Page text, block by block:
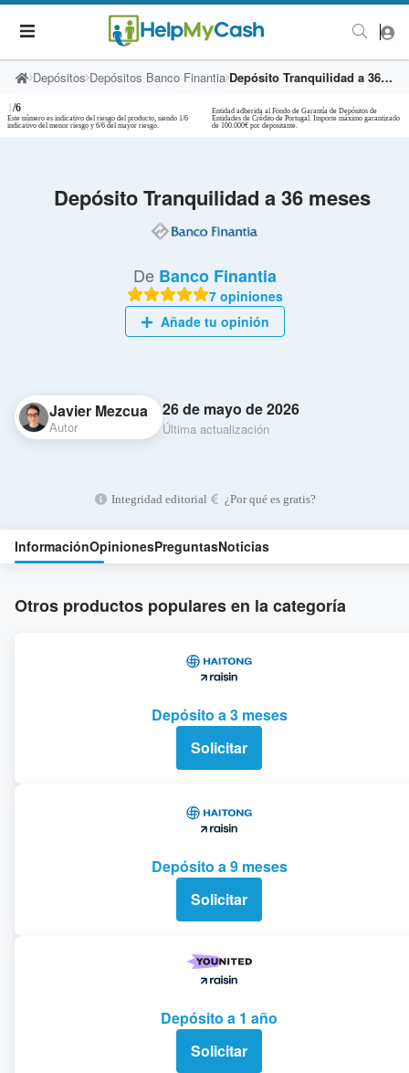
Depósitos Depósitos Banco Finantia Depósito Tranquilidad a 36 meses
/6
Este número es indicativo del riesgo del producto, siendo 1/6
indicativo del menor riesgo y 6/6 del mayor riesgo.
Entidad adherida al Fondo de Garantía de Depósitos de
Entidades de Crédito de Portugal. Importe máximo garantizado
de 100.000€ por depositante.
Depósito Tranquilidad a 36 meses
De Banco Finantia
7 opiniones
Añade tu opinión
Javier Mezcua
Autor
26 de mayo de 2026
Última actualización
Integridad editorial ¿Por qué es gratis?
InformaciónOpinionesPreguntasNoticias
Otros productos populares en la categoría
Depósito a 3 meses
Solicitar
Depósito a 9 meses
Solicitar
Depósito a 1 año
Solicitar